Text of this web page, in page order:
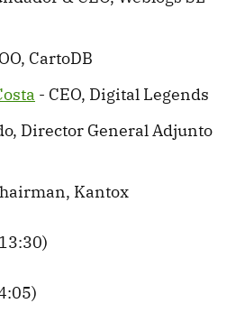
CartoDB
- CEO, Digital Legends
Director General Adjunto
Kantox